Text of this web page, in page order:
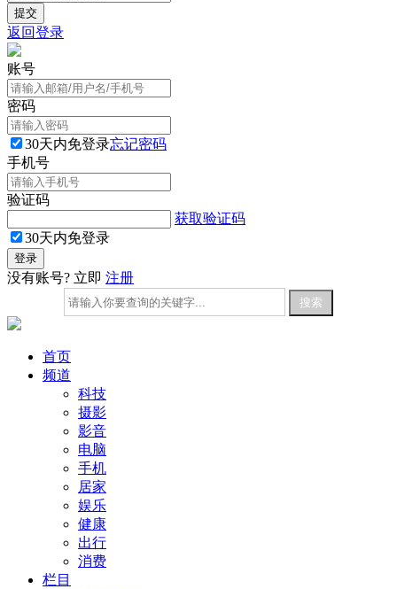
返回登录
账号
密码
30天内免登录忘记密码
手机号
验证码
获取验证码
30天内免登录
没有账号? 立即 注册
首页
频道
科技
摄影
影音
电脑
手机
居家
娱乐
健康
出行
消费
栏目